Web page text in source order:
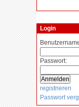
Login
Passwort:
registrieren
Passwort